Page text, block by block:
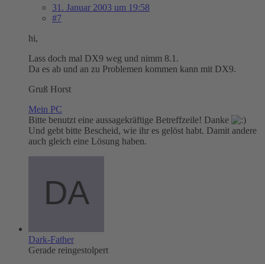
31. Januar 2003 um 19:58
#7
hi,
Lass doch mal DX9 weg und nimm 8.1.
Da es ab und an zu Problemen kommen kann mit DX9.
Gruß Horst
Mein PC
Bitte benutzt eine aussagekräftige Betreffzeile! Danke
Und gebt bitte Bescheid, wie ihr es gelöst habt. Damit andere
auch gleich eine Lösung haben.
Dark-Father
Gerade reingestolpert